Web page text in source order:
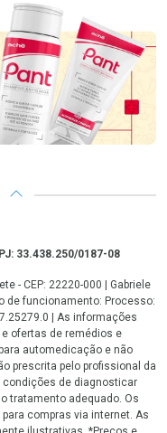
33.438.250/0187-08
- CEP: 22220-000 | Gabriele
de funcionamento: Processo:
| As informações
ofertas de remédios e
automedicação e não
prescrita pelo profissional da
condições de diagnosticar
tratamento adequado. Os
compras via internet. As